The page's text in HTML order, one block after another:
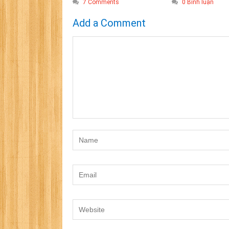
7 Comments 0 Bình luận
Add a Comment